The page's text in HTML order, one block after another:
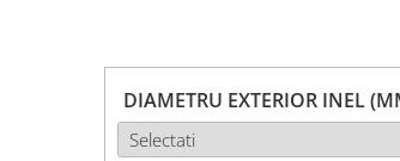
DIAMETRU EXTERIOR INEL